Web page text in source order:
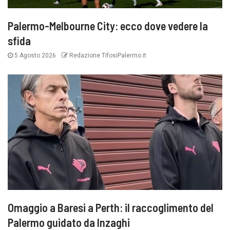
Palermo-Melbourne City: ecco dove vedere la
sfida
5 Agosto 2026 Redazione TifosiPalermo.it
Omaggio a Baresi a Perth: il raccoglimento del
Palermo guidato da Inzaghi